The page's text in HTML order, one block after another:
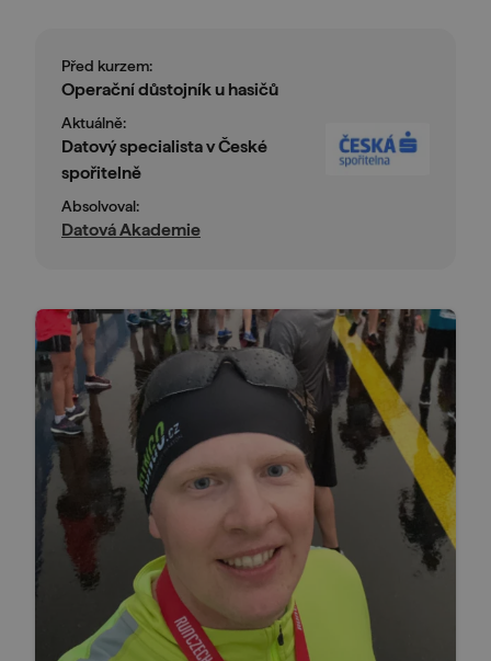
Před kurzem:
Operační důstojník u hasičů
Aktuálně:
Datový specialista v České
spořitelně
Absolvoval:
Datová Akademie